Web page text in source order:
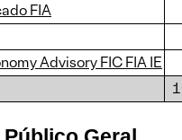
FIA
Advisory FIC FIA IE